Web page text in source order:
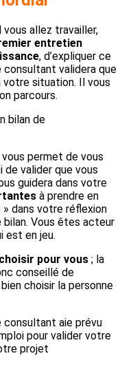
allez travailler,
entretien
, d’expliquer ce
consultant validera que
votre situation. Il vous
parcours.
bilan de
permet de vous
de valider que vous
guidera dans votre
à prendre en
dans votre réflexion
Vous êtes acteur
est en jeu.
pour vous ; la
conseillé de
choisir la personne
consultant aie prévu
pour valider votre
projet